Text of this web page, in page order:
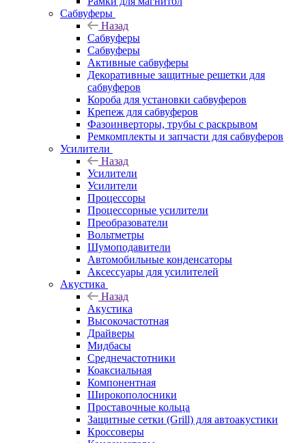
Сабвуферы
Назад
Сабвуферы
Сабвуферы
Активные сабвуферы
Декоративные защитные решетки для
сабвуферов
Короба для установки сабвуферов
Крепеж для сабвуферов
Фазоинверторы, трубы с раскрывом
Ремкомплекты и запчасти для сабвуферов
Усилители
Назад
Усилители
Усилители
Процессоры
Процессорные усилители
Преобразователи
Вольтметры
Шумоподавители
Автомобильные конденсаторы
Аксессуары для усилителей
Акустика
Назад
Акустика
Высокочастотная
Драйверы
Мидбасы
Среднечастотники
Коаксиальная
Компонентная
Широкополосники
Проставочные кольца
Защитные сетки (Grill) для автоакустики
Кроссоверы